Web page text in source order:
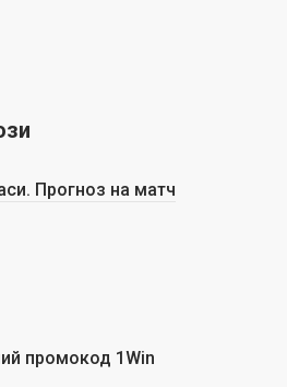
Прогноз на матч
промокод 1Win